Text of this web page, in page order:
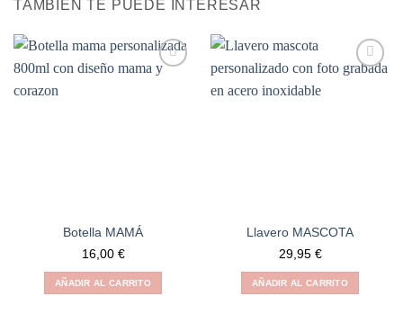
TAMBIÉN TE PUEDE INTERESAR
Botella MAMÁ
16,00 €
AÑADIR AL CARRITO
Llavero MASCOTA
29,95 €
AÑADIR AL CARRITO